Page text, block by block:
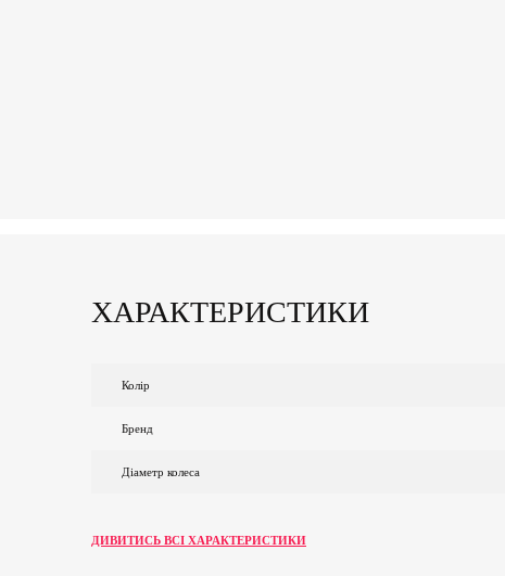
ХАРАКТЕРИСТИКИ
Колір
Бренд
Діаметр колеса
ДИВИТИСЬ ВСІ ХАРАКТЕРИСТИКИ